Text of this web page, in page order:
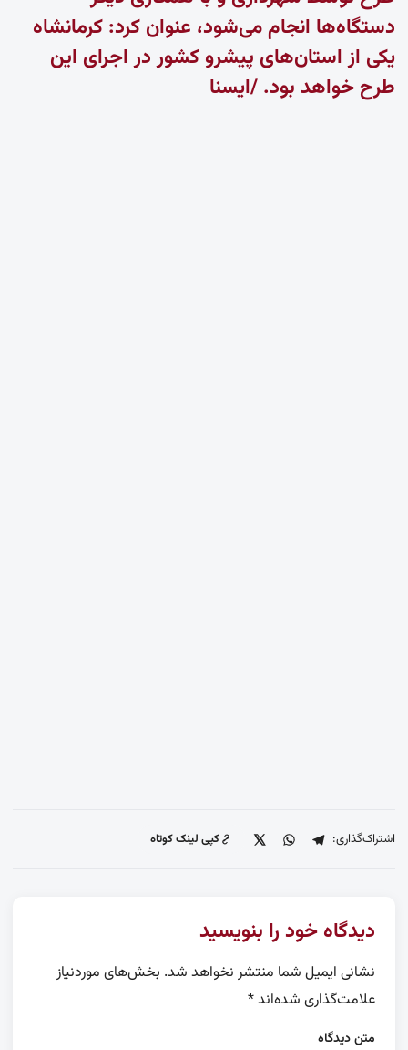
دستگاه‌ها انجام می‌شود، عنوان کرد: کرمانشاه
یکی از استان‌های پیشرو کشور در اجرای این
طرح خواهد بود. /ایسنا
اشتراک‌گذاری: کپی لینک کوتاه
دیدگاه خود را بنویسید
نشانی ایمیل شما منتشر نخواهد شد. بخش‌های موردنیاز
علامت‌گذاری شده‌اند*
متن دیدگاه